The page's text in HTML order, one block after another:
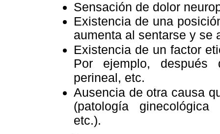
Sensación de dolor
Existencia de una
aumenta al sentarse y se
Existencia de un factor
Por ejemplo, después
perineal, etc.
Ausencia de otra causa
(patología ginecológica
etc.).